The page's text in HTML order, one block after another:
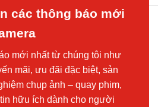
các thông báo mới
mới nhất từ chúng tôi như
mãi, ưu đãi đặc biệt, sản
chụp ảnh – quay phim,
hữu ích dành cho người